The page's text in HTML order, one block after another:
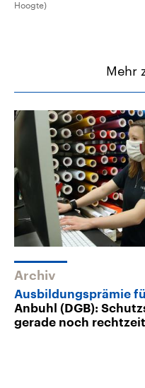
Hoogte)
Mehr
Archiv
Ausbildungsprämie
Anbuhl (DGB):
gerade noch